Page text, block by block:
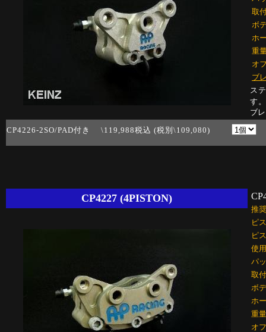
取
ボ
ホ
重
オ
ブ
ス
す
ブ
CP4226-2SO/PAD付き \119,988税込 (税別\109,080)
CP4227 (4PISTON)
推
ピ
ピ
使
パ
取
ボ
ホ
重量
オ